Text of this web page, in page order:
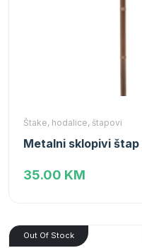
Štake, hodalice, štapovi
Metalni sklopivi štap
35.00 KM
Out Of Stock